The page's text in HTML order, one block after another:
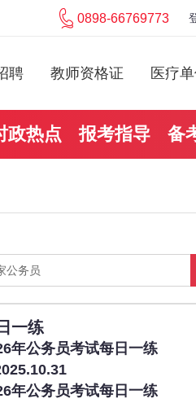
0898-66769773
聘 教师资格证 医疗
政热点 报考指导 备
一练
年公务员考试每日一练
年公务员考试每日一练